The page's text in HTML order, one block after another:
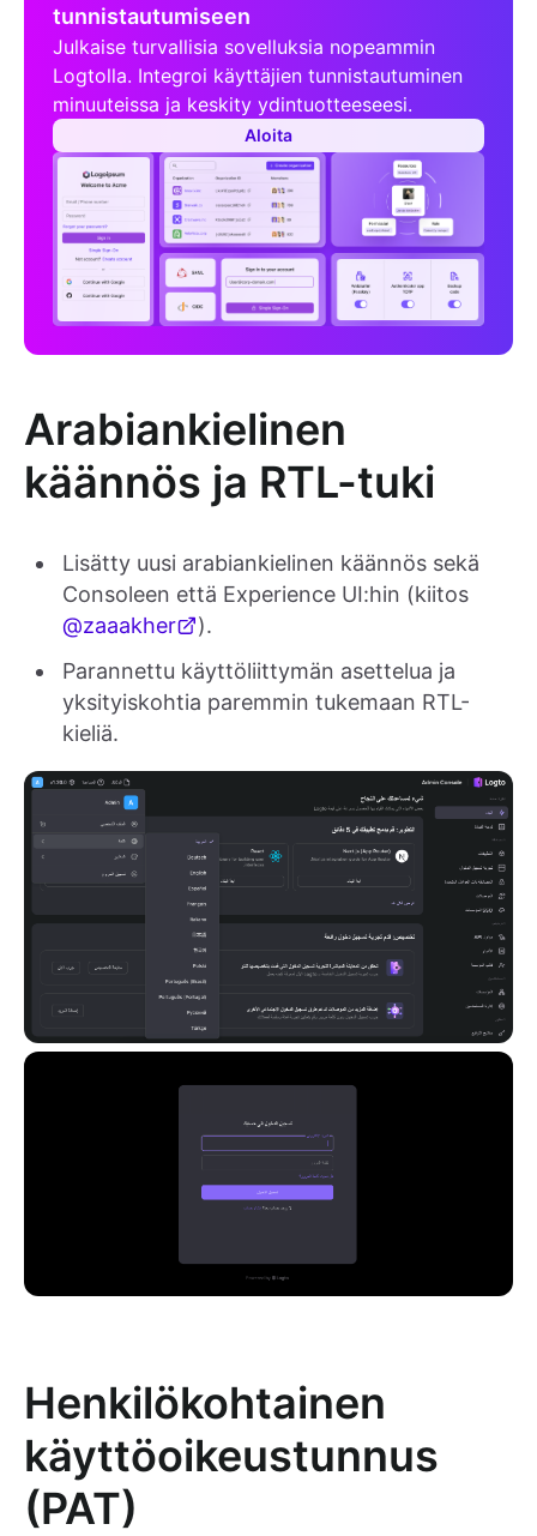
tunnistautumiseen
Julkaise turvallisia sovelluksia nopeammin
Logtolla. Integroi käyttäjien tunnistautuminen
minuuteissa ja keskity ydintuotteeseesi.
Aloita
Arabiankielinen
käännös ja RTL-tuki
Lisätty uusi arabiankielinen käännös sekä
Consoleen että Experience UI:hin (kiitos
@zaaakher
).
Parannettu käyttöliittymän asettelua ja
yksityiskohtia paremmin tukemaan RTL-
kieliä.
Henkilökohtainen
käyttöoikeustunnus
(PAT)